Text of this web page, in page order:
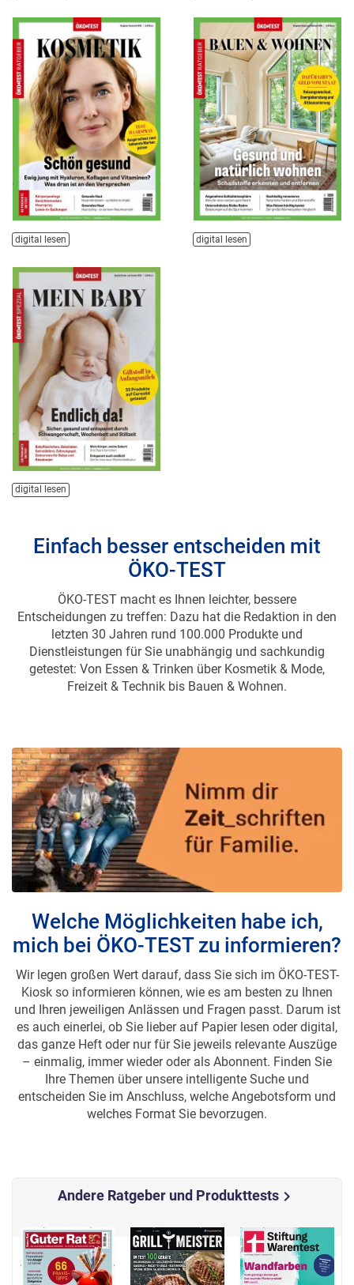
digital lesen digital lesen
digital lesen
Einfach besser entscheiden mit
ÖKO-TEST
ÖKO-TEST macht es Ihnen leichter, bessere
Entscheidungen zu treffen: Dazu hat die Redaktion in den
letzten 30 Jahren rund 100.000 Produkte und
Dienstleistungen für Sie unabhängig und sachkundig
getestet: Von Essen & Trinken über Kosmetik & Mode,
Freizeit & Technik bis Bauen & Wohnen.
Welche Möglichkeiten habe ich,
mich bei ÖKO-TEST zu informieren?
Wir legen großen Wert darauf, dass Sie sich im ÖKO-TEST-
Kiosk so informieren können, wie es am besten zu Ihnen
und Ihren jeweiligen Anlässen und Fragen passt. Darum ist
es auch einerlei, ob Sie lieber auf Papier lesen oder digital,
das ganze Heft oder nur für Sie jeweils relevante Auszüge
– einmalig, immer wieder oder als Abonnent. Finden Sie
Ihre Themen über unsere intelligente Suche und
entscheiden Sie im Anschluss, welche Angebotsform und
welches Format Sie bevorzugen.
Andere Ratgeber und Produkttestschevron_right